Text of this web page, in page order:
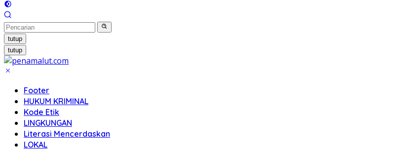
tutup
tutup
Footer
HUKUM KRIMINAL
Kode Etik
LINGKUNGAN
Literasi Mencerdaskan
LOKAL